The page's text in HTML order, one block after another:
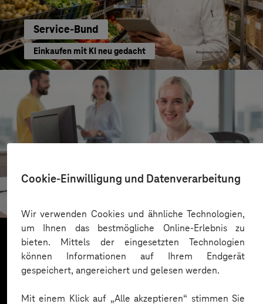
Cookie-Einwilligung und Datenverarbeitung
Wir verwenden Cookies und ähnliche Technologien,
um Ihnen das bestmögliche Online-Erlebnis zu
bieten. Mittels der eingesetzten Technologien
können Informationen auf Ihrem Endgerät
gespeichert, angereichert und gelesen werden.
Mit einem Klick auf „Alle akzeptieren“ stimmen Sie
Service-Bund
Einkaufen mit KI neu gedacht
Kreis Bergstraße
Mehr laden